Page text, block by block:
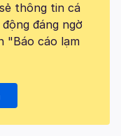
thông tin cá
đáng ngờ
"Báo cáo lạm